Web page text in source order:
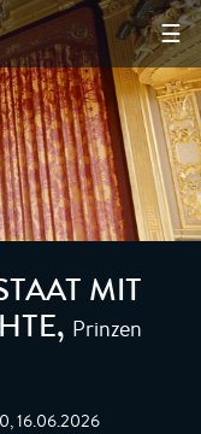
☰
MIT
, Prinzen
16.06.2026